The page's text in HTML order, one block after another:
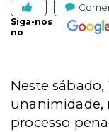
Siga-nos
no
Neste sábado,
unanimidade,
processo